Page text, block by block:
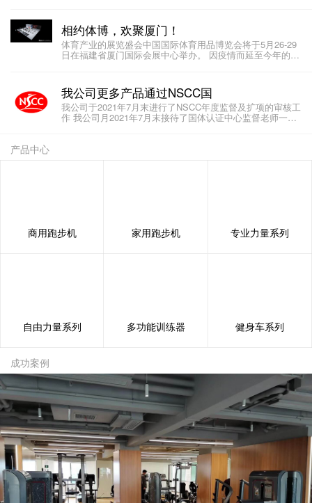
相约体博，欢聚厦门！
体育产业的展览盛会中国国际体育用品博览会将于5月26-29
日在福建省厦门国际会展中心举办。 因疫情而延至今年的体
我公司更多产品通过NSCC国
我公司于2021年7月末进行了NSCC年度监督及扩项的审核工
作 我公司月2021年7月末接待了国体认证中心监督老师一行
产品中心
商用跑步机 家用跑步机 专业力量系列
自由力量系列 多功能训练器 健身车系列
成功案例